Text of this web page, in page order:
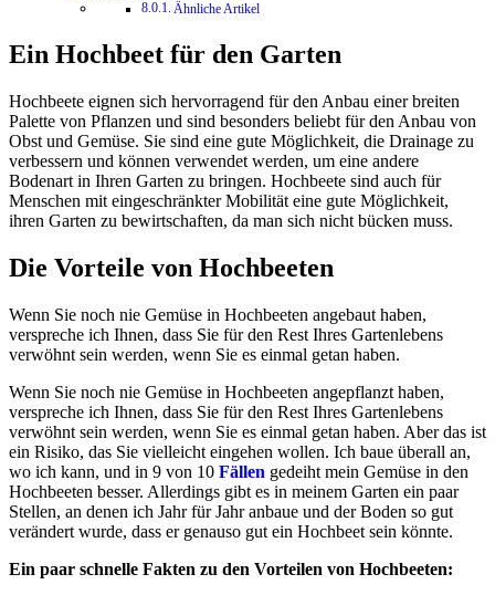
Ähnliche Artikel
Ein Hochbeet für den Garten
Hochbeete eignen sich hervorragend für den Anbau einer breiten
Palette von Pflanzen und sind besonders beliebt für den Anbau von
Obst und Gemüse. Sie sind eine gute Möglichkeit, die Drainage zu
verbessern und können verwendet werden, um eine andere
Bodenart in Ihren Garten zu bringen. Hochbeete sind auch für
Menschen mit eingeschränkter Mobilität eine gute Möglichkeit,
ihren Garten zu bewirtschaften, da man sich nicht bücken muss.
Die Vorteile von Hochbeeten
Wenn Sie noch nie Gemüse in Hochbeeten angebaut haben,
verspreche ich Ihnen, dass Sie für den Rest Ihres Gartenlebens
verwöhnt sein werden, wenn Sie es einmal getan haben.
Wenn Sie noch nie Gemüse in Hochbeeten angepflanzt haben,
verspreche ich Ihnen, dass Sie für den Rest Ihres Gartenlebens
verwöhnt sein werden, wenn Sie es einmal getan haben. Aber das ist
ein Risiko, das Sie vielleicht eingehen wollen. Ich baue überall an,
wo ich kann, und in 9 von 10 Fällen gedeiht mein Gemüse in den
Hochbeeten besser. Allerdings gibt es in meinem Garten ein paar
Stellen, an denen ich Jahr für Jahr anbaue und der Boden so gut
verändert wurde, dass er genauso gut ein Hochbeet sein könnte.
Ein paar schnelle Fakten zu den Vorteilen von Hochbeeten: